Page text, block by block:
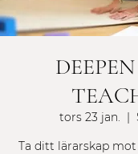
tors 23 jan.
  |
Ta ditt lärarskap